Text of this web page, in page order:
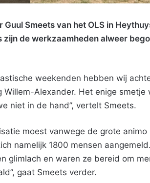
Guul Smeets van het OLS in
zijn de werkzaamheden alweer
weekenden hebben wij
Willem-Alexander. Het enige
niet in de hand”, vertelt Smeets.
moest vanwege de grote
namelijk 1800 mensen
glimlach en waren ze bereid om
gaat Smeets verder.